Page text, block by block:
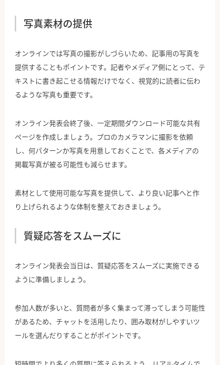
写真素材の提供
オンラインでは写真の撮影がしづらいため、記事用の写真を
提供することもポイントです。記者やメディア側にとって、テ
キストに書き起こせる情報だけでなく、視覚的に読者に伝わ
るような写真も重要です。
オンライン発表会終了後、一定期間ダウンロード可能な共有
ページを作成しましょう。プロのカメラマンに撮影を依頼
し、何パターンか写真を用意しておくことで、各メディアの
掲載写真が被る可能性も減らせます。
素材として使用可能な写真を提供して、より良い記事へと作
り上げられるような体制を整えておきましょう。
質疑応答をスムーズに
オンライン発表会当日は、質疑応答をスムーズに実施できる
ように準備しましょう。
参加人数が多いと、質問者が多く集まって滞ってしまう可能性
があるため、チャットを活用したり、囲み取材がしやすいツ
ールを選んだりすることがポイントです。